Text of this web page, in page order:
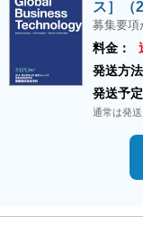
ス］（
募集要項
料金：
発送方法
発送予定
通常は発